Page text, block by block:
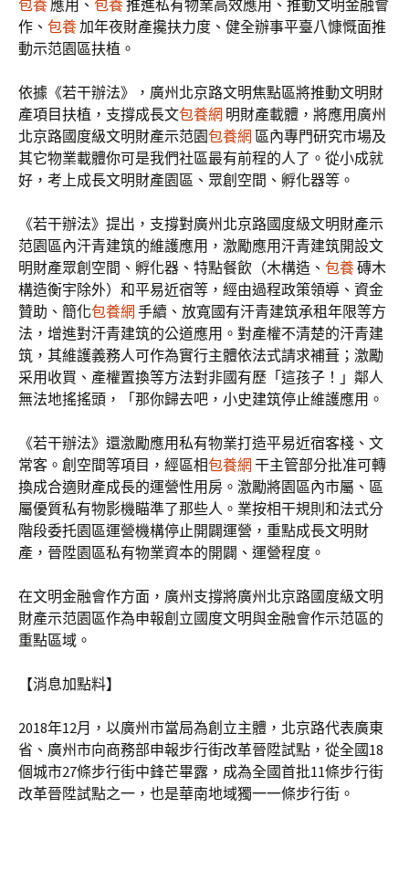
包養 應用、 包養推進私有物業高效應用、推動文明金融會
作、 包養加年夜財產攙扶力度、健全辦事平臺八慷慨面推
動示范園區扶植。
依據《若干辦法》，廣州北京路文明焦點區將推動文明財
產項目扶植，支撐成長文包養網 明財產載體，將應用廣州
北京路國度級文明財產示范園包養網 區內專門研究市場及
其它物業載體你可是我們社區最有前程的人了。從小成就
好，考上成長文明財產園區、眾創空間、孵化器等。
《若干辦法》提出，支撐對廣州北京路國度級文明財產示
范園區內汗青建筑的維護應用，激勵應用汗青建筑開設文
明財產眾創空間、孵化器、特點餐飲（木構造、 包養磚木
構造衡宇除外）和平易近宿等，經由過程政策領導、資金
贊助、簡化包養網 手續、放寬國有汗青建筑承租年限等方
法，增進對汗青建筑的公道應用。對產權不清楚的汗青建
筑，其維護義務人可作為實行主體依法式請求補葺；激勵
采用收買、產權置換等方法對非國有歷「這孩子！」鄰人
無法地搖搖頭，「那你歸去吧，小史建筑停止維護應用。
《若干辦法》還激勵應用私有物業打造平易近宿客棧、文
常客。創空間等項目，經區相包養網 干主管部分批准可轉
換成合適財產成長的運營性用房。激勵將園區內市屬、區
屬優質私有物影機瞄準了那些人。業按相干規則和法式分
階段委托園區運營機構停止開闢運營，重點成長文明財
產，晉陞園區私有物業資本的開闢、運營程度。
在文明金融會作方面，廣州支撐將廣州北京路國度級文明
財產示范園區作為申報創立國度文明與金融會作示范區的
重點區域。
【消息加點料】
2018年12月，以廣州市當局為創立主體，北京路代表廣東
省、廣州市向商務部申報步行街改革晉陞試點，從全國18
個城市27條步行街中鋒芒畢露，成為全國首批11條步行街
改革晉陞試點之一，也是華南地域獨一一條步行街。